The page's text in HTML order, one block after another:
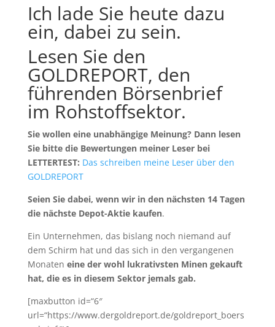
Ich lade Sie heute dazu
ein, dabei zu sein.
Lesen Sie den
GOLDREPORT, den
führenden Börsenbrief
im Rohstoffsektor.
Sie wollen eine unabhängige Meinung? Dann lesen
Sie bitte die Bewertungen meiner Leser bei
LETTERTEST: Das schreiben meine Leser über den
GOLDREPORT
Seien Sie dabei, wenn wir in den nächsten 14 Tagen
die nächste Depot-Aktie kaufen.
Ein Unternehmen, das bislang noch niemand auf
dem Schirm hat und das sich in den vergangenen
Monaten eine der wohl lukrativsten Minen gekauft
hat, die es in diesem Sektor jemals gab.
[maxbutton id=“6″
url=“https://www.dergoldreport.de/goldreport_boers